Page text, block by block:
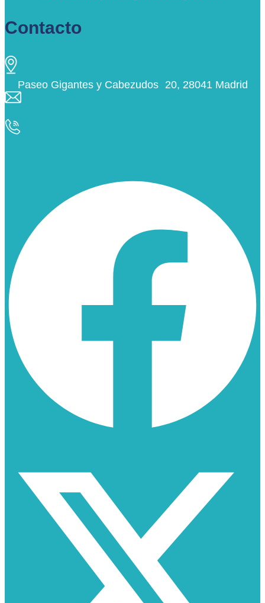
Contacto
Paseo Gigantes y Cabezudos 20, 28041 Madrid